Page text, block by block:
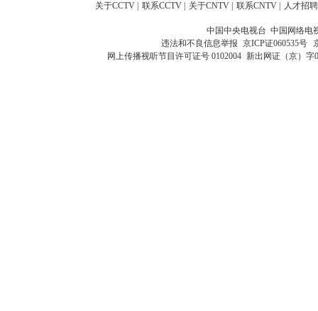
关于CCTV 联系CCTV 关于CNTV 联系CNTV 人才招聘
中国中央电视台 中国网络电
违法和不良信息举报 京ICP证060535号
网上传播视听节目许可证号 0102004 新出网证（京）